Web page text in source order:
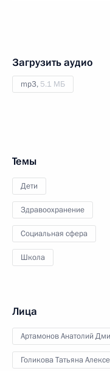
Загрузить аудио
mp3, 5.1 МБ
Темы
Дети
Здравоохранение
Социальная сфера
Школа
Лица
Артамонов Анатолий
Голикова Татьяна